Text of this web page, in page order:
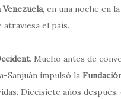
, en una noche en
el país.
. Mucho antes de
Sanjuán impulsó la
Diecisiete años